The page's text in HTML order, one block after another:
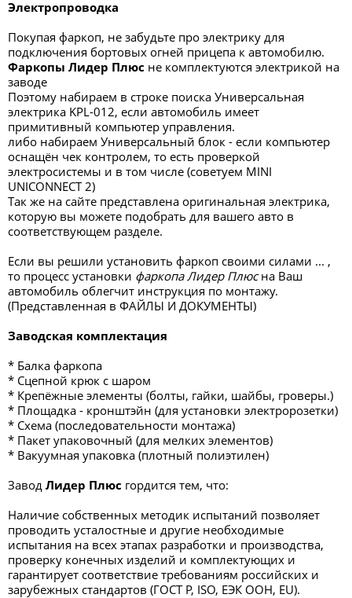
Электропроводка
Покупая фаркоп, не забудьте про электрику для
подключения бортовых огней прицепа к автомобилю.
Фаркопы Лидер Плюс не комплектуются электрикой на
заводе
Поэтому набираем в строке поиска Универсальная
электрика KPL-012, если автомобиль имеет
примитивный компьютер управления.
либо набираем Универсальный блок - если компьютер
оснащён чек контролем, то есть проверкой
электросистемы и в том числе (советуем MINI
UNICONNECT 2)
Так же на сайте представлена оригинальная электрика,
которую вы можете подобрать для вашего авто в
соответствующем разделе.
Если вы решили установить фаркоп своими силами ... ,
то процесс установки фаркопа Лидер Плюсна Ваш
автомобиль облегчит инструкция по монтажу.
(Представленная в ФАЙЛЫ И ДОКУМЕНТЫ)
Заводская комплектация
* Балка фаркопа
* Сцепной крюк с шаром
* Крепёжные элементы (болты, гайки, шайбы, гроверы.)
* Площадка - кронштэйн (для установки электророзетки)
* Схема (последовательности монтажа)
* Пакет упаковочный (для мелких элементов)
* Вакуумная упаковка (плотный полиэтилен)
Завод Лидер Плюс гордится тем, что:
Наличие собственных методик испытаний позволяет
проводить усталостные и другие необходимые
испытания на всех этапах разработки и производства,
проверку конечных изделий и комплектующих и
гарантирует соответствие требованиям российских и
зарубежных стандартов (ГОСТ Р, ISO, ЕЭК ООН, EU).